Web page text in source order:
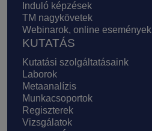
Induló képzések
TM nagykövetek
Webinarok, online események
KUTATÁS
Kutatási szolgáltatásaink
Laborok
Metaanalízis
Munkacsoportok
Regiszterek
Vizsgálatok